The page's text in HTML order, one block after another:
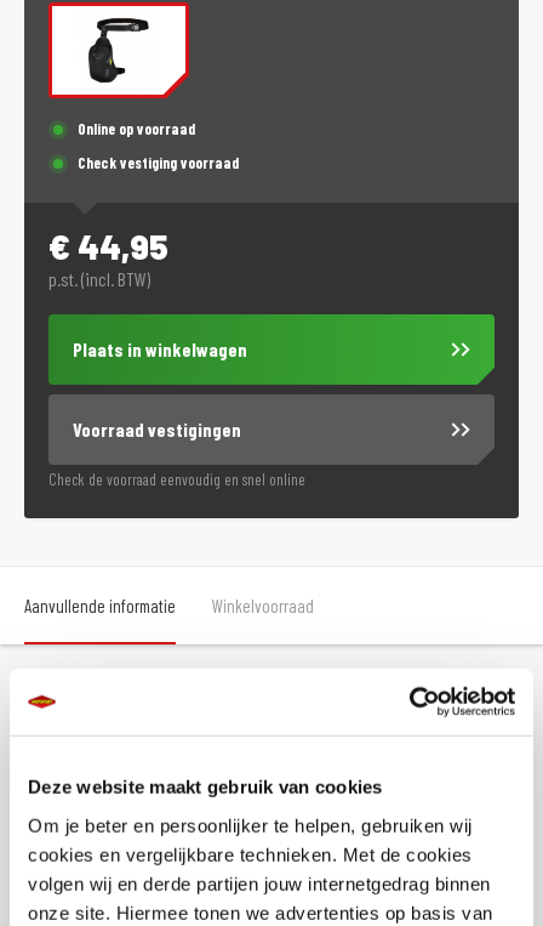
Deze website maakt gebruik van cookies
Om je beter en persoonlijker te helpen, gebruiken wij
cookies en vergelijkbare technieken. Met de cookies
volgen wij en derde partijen jouw internetgedrag binnen
onze site. Hiermee tonen we advertenties op basis van
Online op voorraad
Check vestiging voorraad
€ 44,95
p.st. (incl. BTW)
Plaats in winkelwagen
Voorraad vestigingen
Check de voorraad eenvoudig en snel online
Aanvullende informatie Winkelvoorraad
Aanvullende informatie
Kleur
Zwart
Merk
Macna
Regenhoes
Nee